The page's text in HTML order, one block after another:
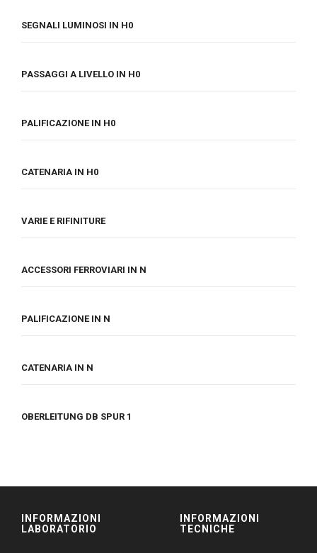
SEGNALI LUMINOSI IN H0
PASSAGGI A LIVELLO IN H0
PALIFICAZIONE IN H0
CATENARIA IN H0
VARIE E RIFINITURE
ACCESSORI FERROVIARI IN N
PALIFICAZIONE IN N
CATENARIA IN N
OBERLEITUNG DB SPUR 1
INFORMAZIONI
LABORATORIO
INFORMAZIONI
TECNICHE